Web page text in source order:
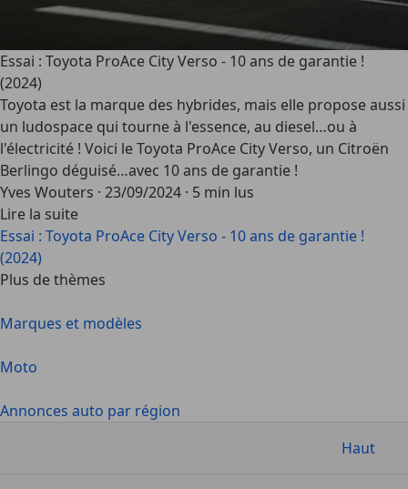
Essai : Toyota ProAce City Verso - 10 ans de garantie !
(2024)
Toyota est la marque des hybrides, mais elle propose aussi
un ludospace qui tourne à l'essence, au diesel…ou à
l'électricité ! Voici le Toyota ProAce City Verso, un Citroën
Berlingo déguisé…avec 10 ans de garantie !
Yves Wouters · 23/09/2024 · 5 min lus
Lire la suite
Essai : Toyota ProAce City Verso - 10 ans de garantie !
(2024)
Plus de thèmes
Marques et modèles
Moto
Annonces auto par région
Haut